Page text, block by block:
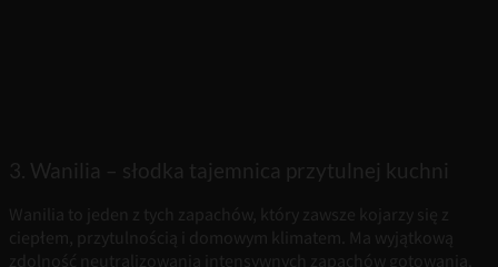
3. Wanilia – słodka tajemnica przytulnej kuchni
Wanilia to jeden z tych zapachów, który zawsze kojarzy się z
ciepłem, przytulnością i domowym klimatem. Ma wyjątkową
zdolność neutralizowania intensywnych zapachów gotowania.